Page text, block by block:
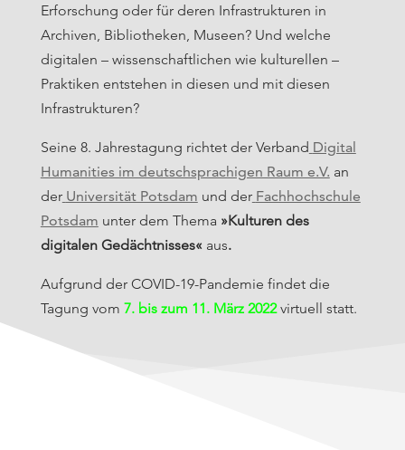
Erforschung oder für deren Infrastrukturen in
Archiven, Bibliotheken, Museen? Und welche
digitalen – wissenschaftlichen wie kulturellen –
Praktiken entstehen in diesen und mit diesen
Infrastrukturen?
Seine 8. Jahrestagung richtet der Verband Digital
Humanities im deutschsprachigen Raum e.V. an
der Universität Potsdam und der Fachhochschule
Potsdam unter dem Thema »Kulturen des
digitalen Gedächtnisses«aus.
Aufgrund der COVID-19-Pandemie findet die
Tagung vom 7. bis zum 11. März 2022 virtuell statt.